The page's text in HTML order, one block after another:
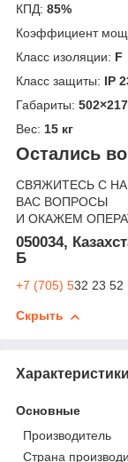
КПД: 85%
Коэффициент
Класс изоляции: F
Класс защиты: IP
Габариты:
Вес: 15 кг
Остались
СВЯЖИТЕСЬ С
ВАС ВОПРОСЫ
И ОКАЖЕМ
050034,
Б
+7 (705) 532 23 52
Скрыть
Характеристики
Основные
Производитель
Страна